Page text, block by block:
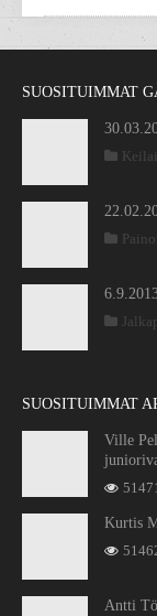
SUOSITUIMMAT
SUOSITUIMMAT
Ville
Kurtis
Antti